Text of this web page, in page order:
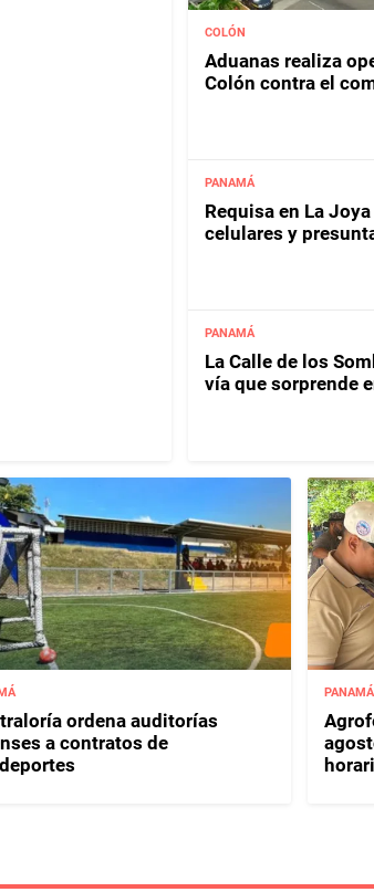
COLÓN
Aduanas realiza
Colón contra el
PANAMÁ
Requisa en La
celulares y
PANAMÁ
La Calle de los
vía que sorprende
ordena auditorías
a contratos de
PANAMÁ